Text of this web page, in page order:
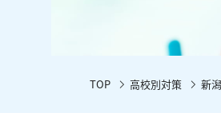
TOP 高校別対策 新